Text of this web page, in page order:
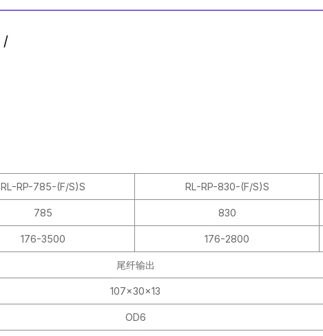
/
RL-RP-785-(F/S)S RL-RP-830-(F/S)S
785 830
176-3500 176-2800
尾纤输出
107x30x13
OD6